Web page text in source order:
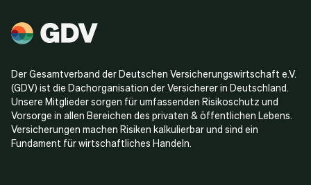
Der Gesamtverband der Deutschen Versicherungswirtschaft e.V.
(GDV) ist die Dachorganisation der Versicherer in Deutschland.
Unsere Mitglieder sorgen für umfassenden Risikoschutz und
Vorsorge in allen Bereichen des privaten & öffentlichen Lebens.
Versicherungen machen Risiken kalkulierbar und sind ein
Fundament für wirtschaftliches Handeln.